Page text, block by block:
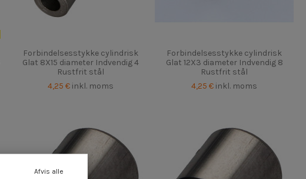
Forbindelsesstykke cylindrisk
Glat 8X15 diameter Indvendig 4
Rustfrit stål
4,25 € inkl. moms
Forbindelsesstykke cylindrisk
Glat 12X3 diameter Indvendig 8
Rustfrit stål
4,25 € inkl. moms
Afvis alle